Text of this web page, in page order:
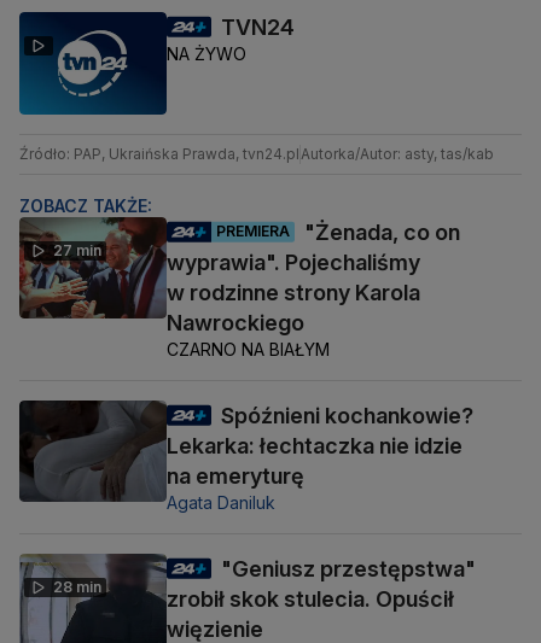
TVN24
NA ŻYWO
Źródło: PAP, Ukraińska Prawda, tvn24.pl Autorka/Autor: asty, tas/kab
ZOBACZ TAKŻE:
27 min
PREMIERA
"Żenada, co on
wyprawia". Pojechaliśmy
w rodzinne strony Karola
Nawrockiego
CZARNO NA BIAŁYM
Spóźnieni kochankowie?
Lekarka: łechtaczka nie idzie
na emeryturę
Agata Daniluk
28 min
"Geniusz przestępstwa"
zrobił skok stulecia. Opuścił
więzienie